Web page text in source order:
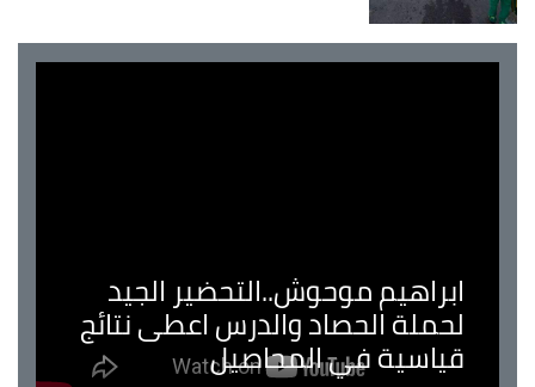
ابراهيم موحوش..التحضير الجيد
لحملة الحصاد والدرس اعطى نتائج
قياسية في المحاصيل